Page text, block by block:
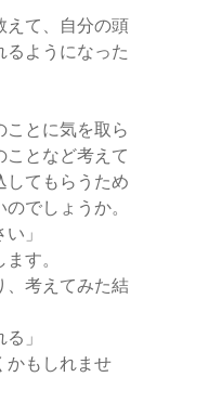
えて、自分の頭
ようになった
ことに気を取ら
となど考えて
してもらうため
でしょうか。
」
す。
、考えてみた結
」
かもしれませ